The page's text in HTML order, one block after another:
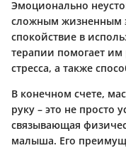
Эмоционально
сложным жизненным
спокойствие в
терапии помогает им
стресса, а также
В конечном счете,
руку – это не просто
связывающая
малыша. Его